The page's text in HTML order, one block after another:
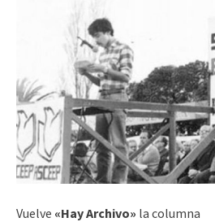
Vuelve «Hay Archivo» la columna